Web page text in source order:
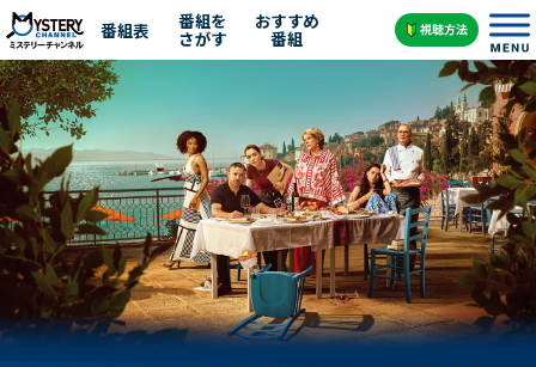
番組表 番組を
さがす
おすすめ
番組